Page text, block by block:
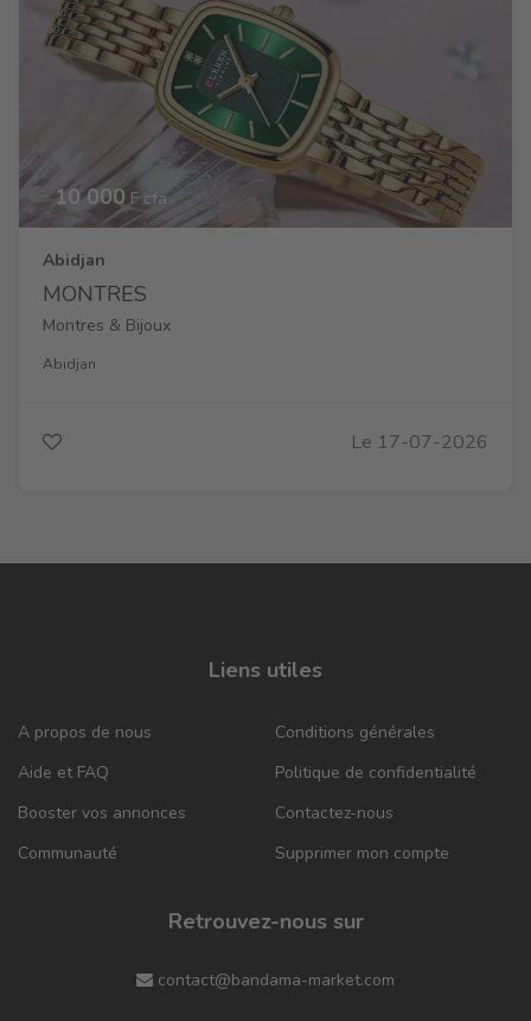
10 000 F cfa
Abidjan
MONTRES
Montres & Bijoux
Abidjan
Le 17-07-2026
Liens utiles
A propos de nous
Aide et FAQ
Booster vos annonces
Communauté
Conditions générales
Politique de confidentialité
Contactez-nous
Supprimer mon compte
Retrouvez-nous sur
contact@bandama-market.com